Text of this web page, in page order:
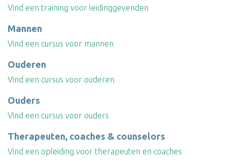
Vind een training voor leidinggevenden
Mannen
Vind een cursus voor mannen
Ouderen
Vind een cursus voor ouderen
Ouders
Vind een cursus voor ouders
Therapeuten, coaches & counselors
Vind een opleiding voor therapeuten en coaches